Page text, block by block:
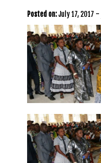
Posted on: July 17, 2017 -